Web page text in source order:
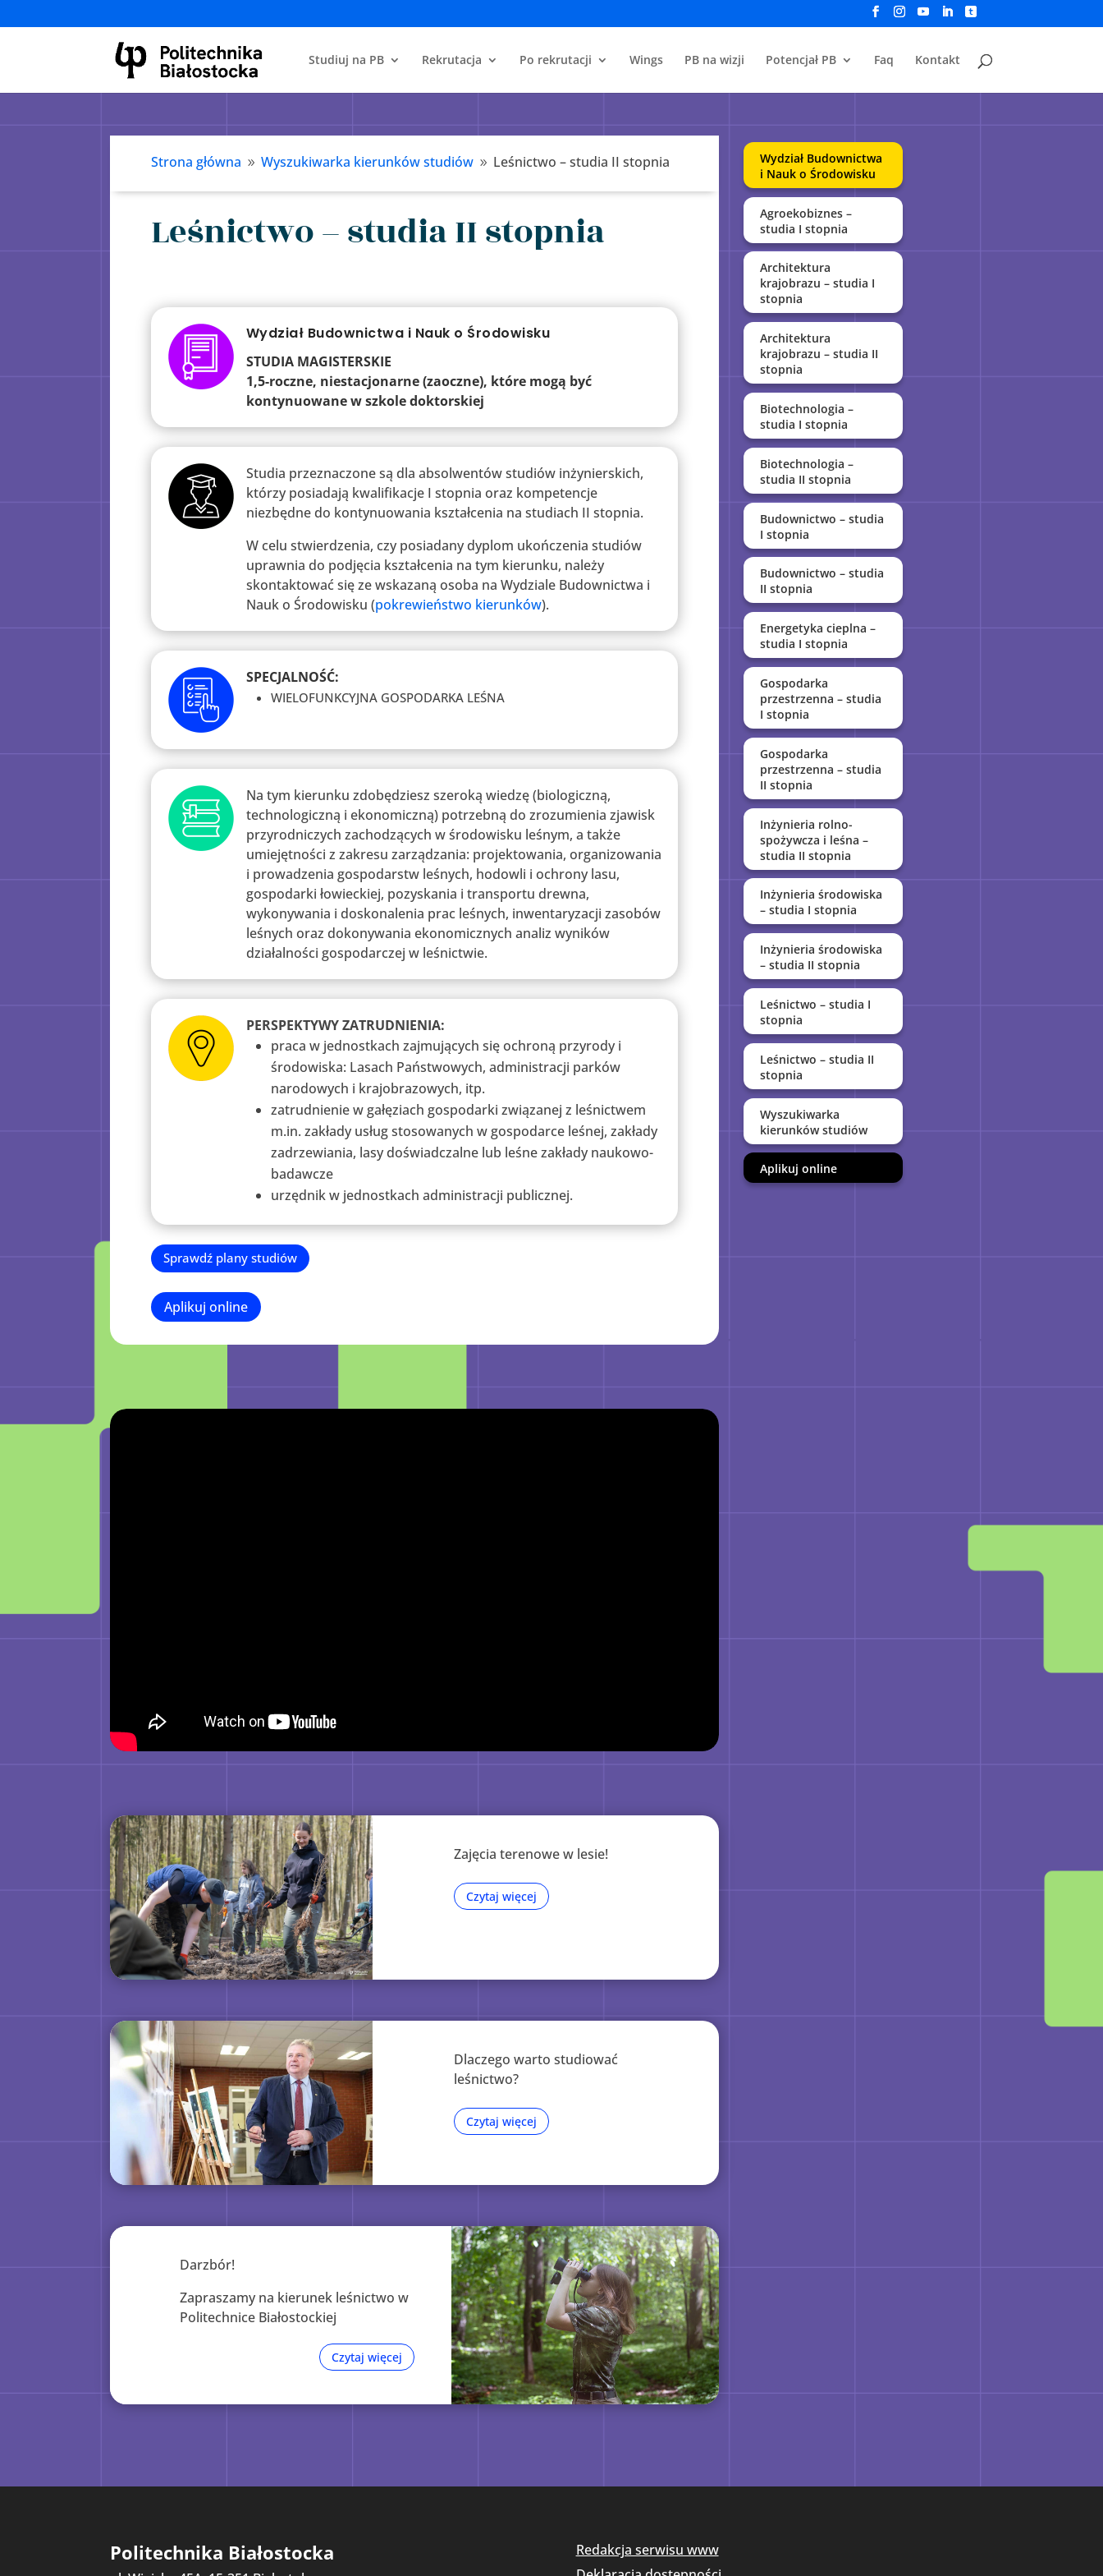
Studiuj na PB Rekrutacja Po rekrutacji Wings PB na wizji Potencjał PB Faq Kontakt
Strona główna 9 Wyszukiwarka kierunków studiów 9 Leśnictwo – studia II stopnia
Leśnictwo – studia II stopnia
Wydział Budownictwa i Nauk o Środowisku
STUDIA MAGISTERSKIE
1,5-roczne, niestacjonarne (zaoczne), które mogą być
kontynuowane w szkole doktorskiej
Studia przeznaczone są dla absolwentów studiów inżynierskich,
którzy posiadają kwalifikacje I stopnia oraz kompetencje
niezbędne do kontynuowania kształcenia na studiach II stopnia.
W celu stwierdzenia, czy posiadany dyplom ukończenia studiów
uprawnia do podjęcia kształcenia na tym kierunku, należy
skontaktować się ze wskazaną osoba na Wydziale Budownictwa i
Nauk o Środowisku (pokrewieństwo kierunków).
SPECJALNOŚĆ:
WIELOFUNKCYJNA GOSPODARKA LEŚNA
Na tym kierunku zdobędziesz szeroką wiedzę (biologiczną,
technologiczną i ekonomiczną) potrzebną do zrozumienia zjawisk
przyrodniczych zachodzących w środowisku leśnym, a także
umiejętności z zakresu zarządzania: projektowania, organizowania
i prowadzenia gospodarstw leśnych, hodowli i ochrony lasu,
gospodarki łowieckiej, pozyskania i transportu drewna,
wykonywania i doskonalenia prac leśnych, inwentaryzacji zasobów
leśnych oraz dokonywania ekonomicznych analiz wyników
działalności gospodarczej w leśnictwie.
PERSPEKTYWY ZATRUDNIENIA:
praca w jednostkach zajmujących się ochroną przyrody i
środowiska: Lasach Państwowych, administracji parków
narodowych i krajobrazowych, itp.
zatrudnienie w gałęziach gospodarki związanej z leśnictwem
m.in. zakłady usług stosowanych w gospodarce leśnej, zakłady
zadrzewiania, lasy doświadczalne lub leśne zakłady naukowo-
badawcze
urzędnik w jednostkach administracji publicznej.
Sprawdź plany studiów
Aplikuj online
Zajęcia terenowe w lesie!
Czytaj więcej
Dlaczego warto studiować
leśnictwo?
Czytaj więcej
Darzbór!
Zapraszamy na kierunek leśnictwo w
Politechnice Białostockiej
Czytaj więcej
Wydział Budownictwa
i Nauk o Środowisku
Agroekobiznes –
studia I stopnia
Architektura
krajobrazu – studia I
stopnia
Architektura
krajobrazu – studia II
stopnia
Biotechnologia –
studia I stopnia
Biotechnologia –
studia II stopnia
Budownictwo – studia
I stopnia
Budownictwo – studia
II stopnia
Energetyka cieplna –
studia I stopnia
Gospodarka
przestrzenna – studia
I stopnia
Gospodarka
przestrzenna – studia
II stopnia
Inżynieria rolno-
spożywcza i leśna –
studia II stopnia
Inżynieria środowiska
– studia I stopnia
Inżynieria środowiska
– studia II stopnia
Leśnictwo – studia I
stopnia
Leśnictwo – studia II
stopnia
Wyszukiwarka
kierunków studiów
Aplikuj online
Politechnika Białostocka
Redakcja serwisu www